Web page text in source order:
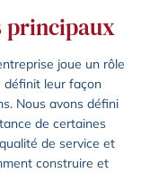
principaux
joue un rôle
définit leur façon
Nous avons défini
de certaines
de service et
construire et